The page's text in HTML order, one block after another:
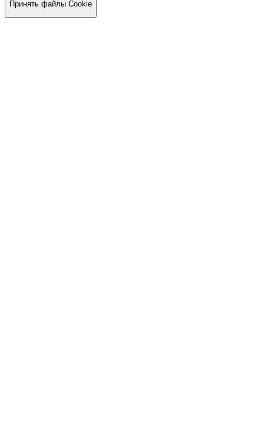
Принять файлы Cookie